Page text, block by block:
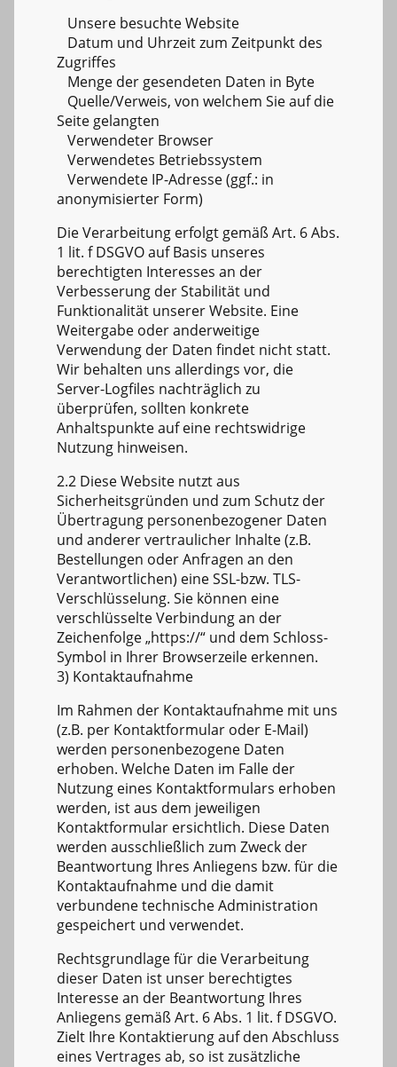
Unsere besuchte Website
Datum und Uhrzeit zum Zeitpunkt des
Zugriffes
Menge der gesendeten Daten in Byte
Quelle/Verweis, von welchem Sie auf die
Seite gelangten
Verwendeter Browser
Verwendetes Betriebssystem
Verwendete IP-Adresse (ggf.: in
anonymisierter Form)
Die Verarbeitung erfolgt gemäß Art. 6 Abs.
1 lit. f DSGVO auf Basis unseres
berechtigten Interesses an der
Verbesserung der Stabilität und
Funktionalität unserer Website. Eine
Weitergabe oder anderweitige
Verwendung der Daten findet nicht statt.
Wir behalten uns allerdings vor, die
Server-Logfiles nachträglich zu
überprüfen, sollten konkrete
Anhaltspunkte auf eine rechtswidrige
Nutzung hinweisen.
2.2 Diese Website nutzt aus
Sicherheitsgründen und zum Schutz der
Übertragung personenbezogener Daten
und anderer vertraulicher Inhalte (z.B.
Bestellungen oder Anfragen an den
Verantwortlichen) eine SSL-bzw. TLS-
Verschlüsselung. Sie können eine
verschlüsselte Verbindung an der
Zeichenfolge „https://“ und dem Schloss-
Symbol in Ihrer Browserzeile erkennen.
3) Kontaktaufnahme
Im Rahmen der Kontaktaufnahme mit uns
(z.B. per Kontaktformular oder E-Mail)
werden personenbezogene Daten
erhoben. Welche Daten im Falle der
Nutzung eines Kontaktformulars erhoben
werden, ist aus dem jeweiligen
Kontaktformular ersichtlich. Diese Daten
werden ausschließlich zum Zweck der
Beantwortung Ihres Anliegens bzw. für die
Kontaktaufnahme und die damit
verbundene technische Administration
gespeichert und verwendet.
Rechtsgrundlage für die Verarbeitung
dieser Daten ist unser berechtigtes
Interesse an der Beantwortung Ihres
Anliegens gemäß Art. 6 Abs. 1 lit. f DSGVO.
Zielt Ihre Kontaktierung auf den Abschluss
eines Vertrages ab, so ist zusätzliche